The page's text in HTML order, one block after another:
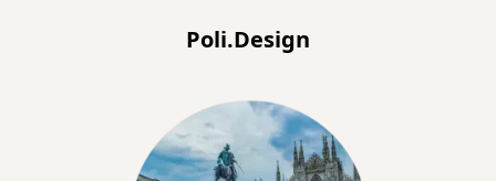
Poli.Design